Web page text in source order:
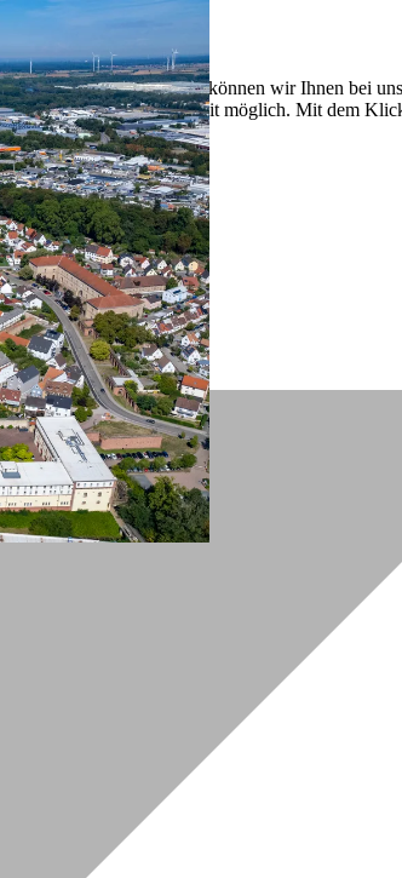
zu verbessern. So können wir Ihnen bei
auch nachträglich jederzeit möglich. Mit dem